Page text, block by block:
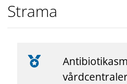
Strama